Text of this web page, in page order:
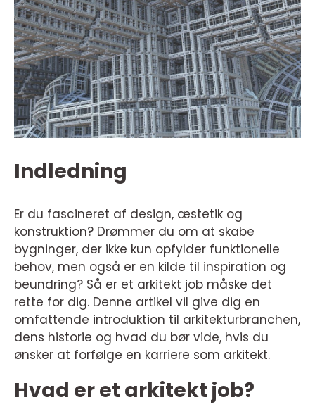
Indledning
Er du fascineret af design, æstetik og
konstruktion? Drømmer du om at skabe
bygninger, der ikke kun opfylder funktionelle
behov, men også er en kilde til inspiration og
beundring? Så er et arkitekt job måske det
rette for dig. Denne artikel vil give dig en
omfattende introduktion til arkitekturbranchen,
dens historie og hvad du bør vide, hvis du
ønsker at forfølge en karriere som arkitekt.
Hvad er et arkitekt job?